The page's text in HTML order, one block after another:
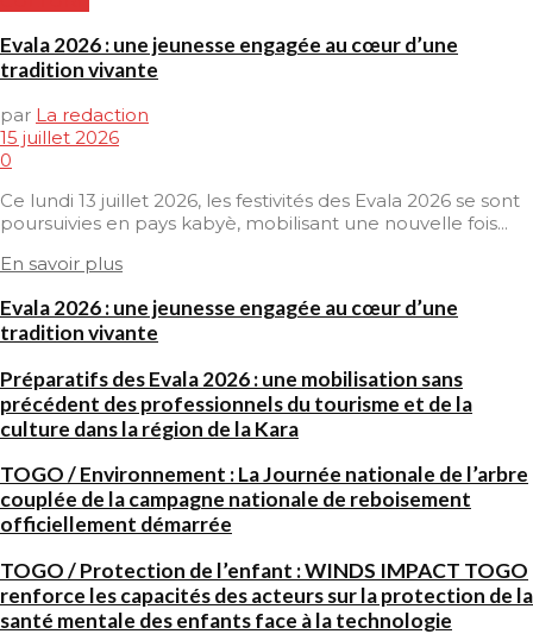
Evala 2026 : une jeunesse engagée au cœur d’une
tradition vivante
par La redaction
15 juillet 2026
0
Ce lundi 13 juillet 2026, les festivités des Evala 2026 se sont
poursuivies en pays kabyè, mobilisant une nouvelle fois...
En savoir plus
Evala 2026 : une jeunesse engagée au cœur d’une
tradition vivante
Préparatifs des Evala 2026 : une mobilisation sans
précédent des professionnels du tourisme et de la
culture dans la région de la Kara
TOGO / Environnement : La Journée nationale de l’arbre
couplée de la campagne nationale de reboisement
officiellement démarrée
TOGO / Protection de l’enfant : WINDS IMPACT TOGO
renforce les capacités des acteurs sur la protection de la
santé mentale des enfants face à la technologie